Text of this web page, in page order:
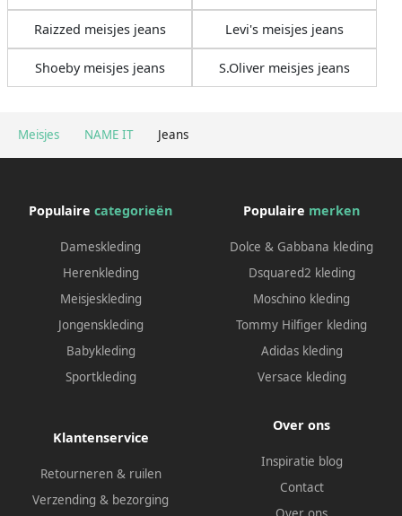
Meisjes NAME IT Jeans
Raizzed meisjes jeans Levi's meisjes jeans
Shoeby meisjes jeans S.Oliver meisjes jeans
Populaire categorieën
Dameskleding
Herenkleding
Meisjeskleding
Jongenskleding
Babykleding
Sportkleding
Populaire merken
Dolce & Gabbana kleding
Dsquared2 kleding
Moschino kleding
Tommy Hilfiger kleding
Adidas kleding
Versace kleding
Klantenservice
Retourneren & ruilen
Verzending & bezorging
Over ons
Inspiratie blog
Contact